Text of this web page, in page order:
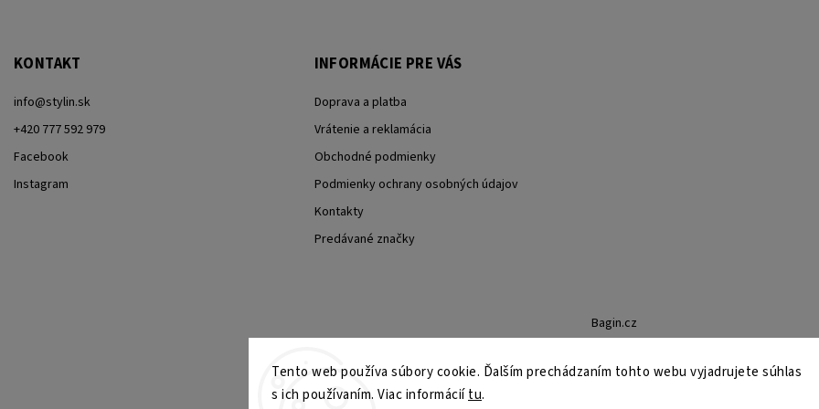
Tento web používa súbory cookie. Ďalším prechádzaním tohto webu vyjadrujete súhlas
s ich používaním. Viac informáciítu.
KONTAKT
info@stylin.sk
+420 777 592 979
Facebook
Instagram
INFORMÁCIE PRE VÁS
Doprava a platba
Vrátenie a reklamácia
Obchodné podmienky
Podmienky ochrany osobných údajov
Kontakty
Predávané značky
Bagin.cz